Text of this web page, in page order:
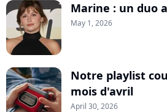
Marine : un duo
May 1, 2026
Notre playlist
mois d'avril
April 30, 2026